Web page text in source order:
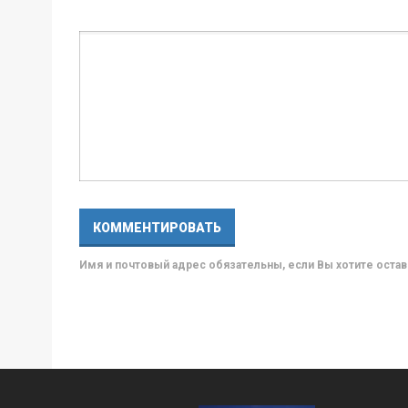
Имя и почтовый адрес обязательны, если Вы хотите